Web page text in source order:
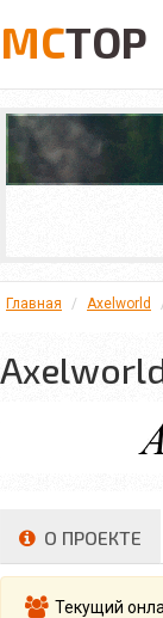
MCTOP
Главная Axelworld
О ПРОЕКТЕ
Текущий